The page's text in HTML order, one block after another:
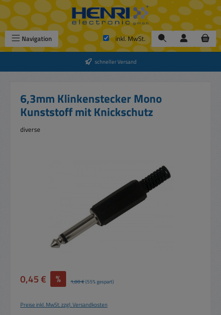
Zum Hauptinhalt springen
Navigation inkl. MwSt.
schneller Versand
6,3mm Klinkenstecker Mono
Kunststoff mit Knickschutz
diverse
Verkaufspreis:
0,45 € % Regulärer Preis:
1,00 €(55% gespart)
Preise inkl. MwSt. zzgl. Versandkosten